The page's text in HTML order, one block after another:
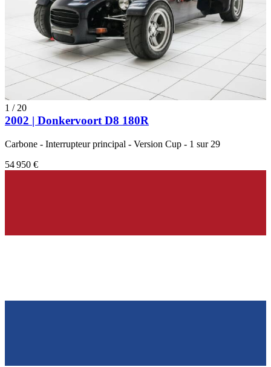
1 / 20
2002 | Donkervoort D8 180R
Carbone - Interrupteur principal - Version Cup - 1 sur 29
54 950 €